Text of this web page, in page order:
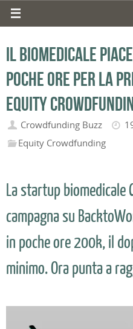
Il biomedicale
poche ore per la
equity
Crowdfunding Buzz
Equity Crowdfunding
La startup biomedicale
campagna su
in poche ore 200k, il
minimo. Ora punta a